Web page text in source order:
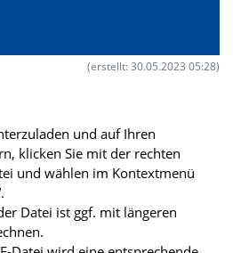
(erstellt: 30.05.2023 05:28)
und auf Ihren
klicken Sie mit der rechten
und wählen im Kontextmenü
Datei ist ggf. mit längeren